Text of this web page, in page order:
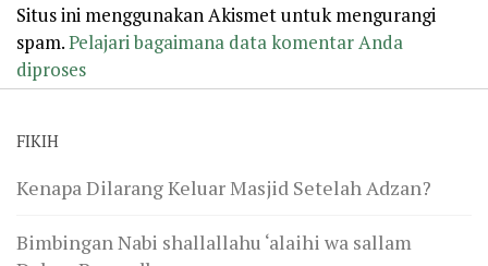
Situs ini menggunakan Akismet untuk mengurangi
spam.Pelajari bagaimana data komentar Anda
diproses
FIKIH
Kenapa Dilarang Keluar Masjid Setelah Adzan?
Bimbingan Nabi shallallahu ‘alaihi wa sallam